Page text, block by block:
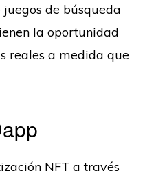
de búsqueda
la oportunidad
reales a medida que
NFT a través